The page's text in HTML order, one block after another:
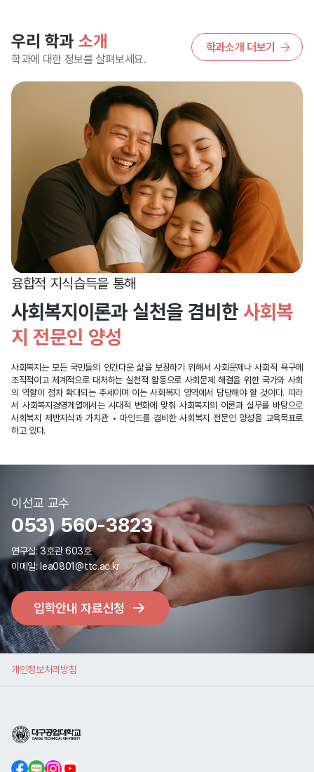
우리 학과소개
학과에 대한 정보를 살펴보세요.
학과소개 더보기
융합적 지식습득을 통해
사회복지이론과 실천을 겸비한사회복
지 전문인 양성
사회복지는 모든 국민들의 인간다운 삶을 보장하기 위해서 사회문제나 사회적 욕구에
조직적이고 체계적으로 대처하는 실천적 활동으로 사회문제 해결을 위한 국가와 사회
의 역할이 점차 확대되는 추세이며 이는 사회복지 영역에서 담당해야 할 것이다. 따라
서 사회복지경영계열에서는 시대적 변화에 맞춰 사회복지의 이론과 실무를 바탕으로
사회복지 제반지식과 가치관 • 마인드를 겸비한 사회복지 전문인 양성을 교육목표로
하고 있다.
이선교 교수
연구실:3호관 603호
이메일:lea0801@ttc.ac.kr
053)560-3823
입학안내 자료신청
개인정보처리방침